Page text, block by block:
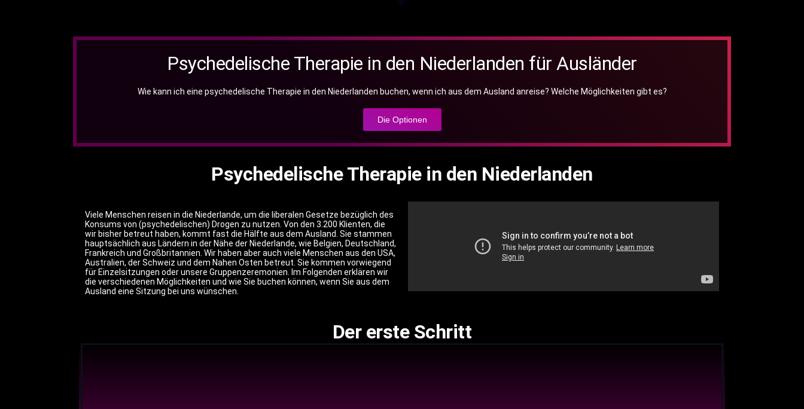
Psychedelische Therapie in den Niederlanden für Ausländer
Wie kann ich eine psychedelische Therapie in den Niederlanden buchen, wenn ich aus dem Ausland anreise? Welche Möglichkeiten gibt es?
Die Optionen
Psychedelische Therapie in den Niederlanden
Viele Menschen reisen in die Niederlande, um die liberalen Gesetze bezüglich des
Konsums von (psychedelischen) Drogen zu nutzen. Von den 3.200 Klienten, die
wir bisher betreut haben, kommt fast die Hälfte aus dem Ausland. Sie stammen
hauptsächlich aus Ländern in der Nähe der Niederlande, wie Belgien, Deutschland,
Frankreich und Großbritannien. Wir haben aber auch viele Menschen aus den USA,
Australien, der Schweiz und dem Nahen Osten betreut. Sie kommen vorwiegend
für Einzelsitzungen oder unsere Gruppenzeremonien. Im Folgenden erklären wir
die verschiedenen Möglichkeiten und wie Sie buchen können, wenn Sie aus dem
Ausland eine Sitzung bei uns wünschen.
Der erste Schritt